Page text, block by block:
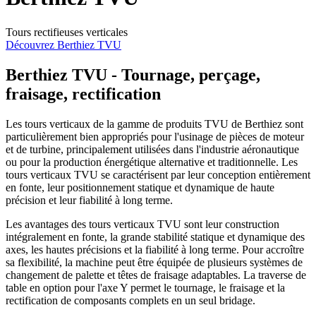
Tours rectifieuses verticales
Découvrez Berthiez TVU
Berthiez TVU - Tournage, perçage,
fraisage, rectification
Les tours verticaux de la gamme de produits TVU de Berthiez sont
particulièrement bien appropriés pour l'usinage de pièces de moteur
et de turbine, principalement utilisées dans l'industrie aéronautique
ou pour la production énergétique alternative et traditionnelle. Les
tours verticaux TVU se caractérisent par leur conception entièrement
en fonte, leur positionnement statique et dynamique de haute
précision et leur fiabilité à long terme.
Les avantages des tours verticaux TVU sont leur construction
intégralement en fonte, la grande stabilité statique et dynamique des
axes, les hautes précisions et la fiabilité à long terme. Pour accroître
sa flexibilité, la machine peut être équipée de plusieurs systèmes de
changement de palette et têtes de fraisage adaptables. La traverse de
table en option pour l'axe Y permet le tournage, le fraisage et la
rectification de composants complets en un seul bridage.